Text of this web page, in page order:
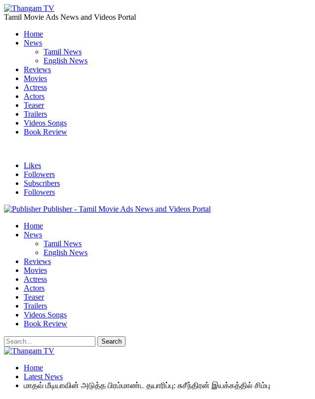
Tamil Movie Ads News and Videos Portal
Home
News
Tamil News
English News
Reviews
Movies
Actress
Actors
Teaser
Trailers
Videos Songs
Book Review
Likes
Followers
Subscribers
Followers
Publisher - Tamil Movie Ads News and Videos Portal
Home
News
Tamil News
English News
Reviews
Movies
Actress
Actors
Teaser
Trailers
Videos Songs
Book Review
Home
Latest News
மாதவ் மீடியாவின் அடுத்த பிரம்மாண்ட தயாரிப்பு: சுசீந்திரன் இயக்கத்தில் சிம்பு